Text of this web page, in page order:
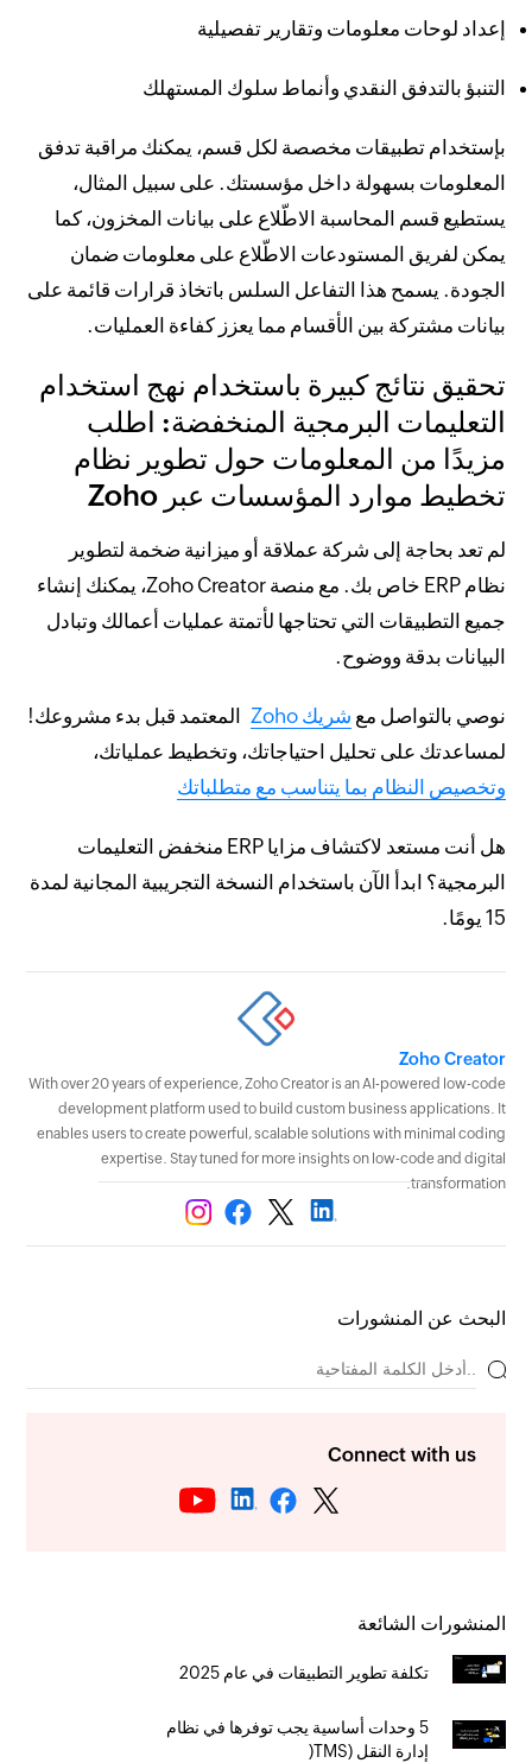
إعداد لوحات معلومات وتقارير تفصيلية
التنبؤ بالتدفق النقدي وأنماط سلوك المستهلك
بإستخدام تطبيقات مخصصة لكل قسم، يمكنك مراقبة تدفق
المعلومات بسهولة داخل مؤسستك. على سبيل المثال،
يستطيع قسم المحاسبة الاطّلاع على بيانات المخزون، كما
يمكن لفريق المستودعات الاطّلاع على معلومات ضمان
الجودة. يسمح هذا التفاعل السلس باتخاذ قرارات قائمة على
بيانات مشتركة بين الأقسام مما يعزز كفاءة العمليات.
تحقيق نتائج كبيرة باستخدام نهج استخدام
التعليمات البرمجية المنخفضة: اطلب
مزيدًا من المعلومات حول تطوير نظام
تخطيط موارد المؤسسات عبر Zoho
لم تعد بحاجة إلى شركة عملاقة أو ميزانية ضخمة لتطوير
نظام ERP خاص بك. مع منصة Zoho Creator، يمكنك إنشاء
جميع التطبيقات التي تحتاجها لأتمتة عمليات أعمالك وتبادل
البيانات بدقة ووضوح.
نوصي بالتواصل مع شريك Zoho
المعتمد قبل بدء مشروعك!
لمساعدتك على تحليل احتياجاتك، وتخطيط عملياتك،
وتخصيص النظام بما يتناسب مع متطلباتك
هل أنت مستعد لاكتشاف مزايا ERP منخفض التعليمات
البرمجية؟ ابدأ الآن باستخدام النسخة التجريبية المجانية لمدة
15 يومًا.
Zoho Creator
With over 20 years of experience, Zoho Creator is an AI-powered low-code
development platform used to build custom business applications. It
enables users to create powerful, scalable solutions with minimal coding
expertise. Stay tuned for more insights on low-code and digital
transformation.
البحث عن المنشورات
Connect with us
المنشورات الشائعة
تكلفة تطوير التطبيقات في عام 2025
5 وحدات أساسية يجب توفرها في نظام
إدارة النقل (TMS(